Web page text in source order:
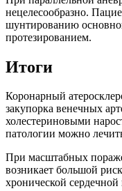
нецелесообразно.
шунтированию
протезированием.
Итоги
Коронарный
закупорка венечных
холестериновыми
патологии можно
При масштабных
возникает большой
хронической